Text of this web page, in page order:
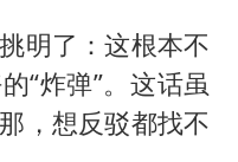
明了：这根本不
“炸弹”。这话虽
，想反驳都找不